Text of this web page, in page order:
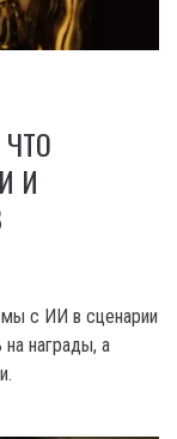
И
с ИИ в сценарии
на награды, а